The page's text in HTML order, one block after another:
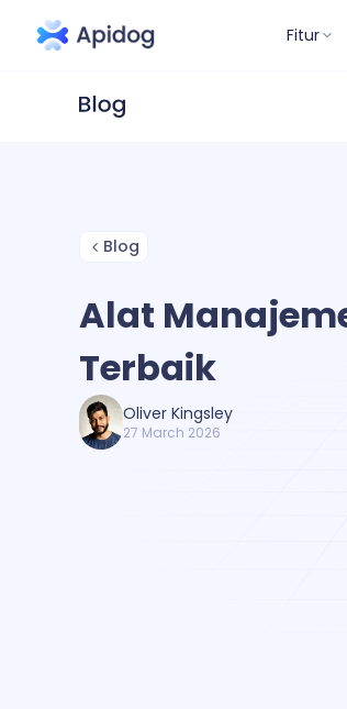
Fitur
Blog
Alat
Terbaik
Oliver Kingsley
27 March 2026